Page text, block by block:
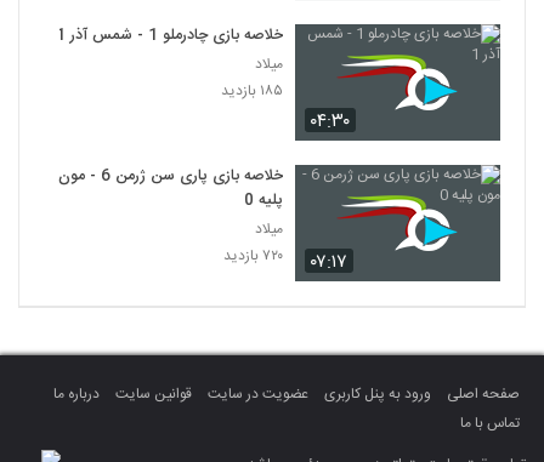
۰۴:۳۰
خلاصه بازی چادرملو 1 - شمس آذر 1
میلاد
۱۸۵ بازدید
۰۷:۱۷
خلاصه بازی پاری سن ژرمن 6 - مون
پلیه 0
میلاد
۷۲۰ بازدید
صفحه اصلی ورود به پنل کاربری عضویت در سایت قوانین سایت
درباره ما
تماس با ما